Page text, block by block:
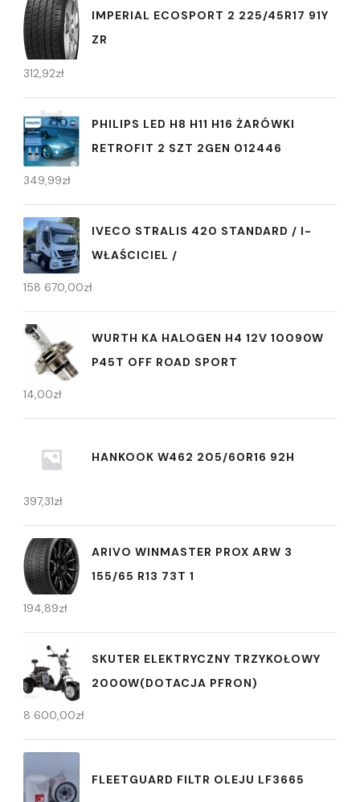
IMPERIAL ECOSPORT 2 225/45R17 91Y
ZR
312,92zł
PHILIPS LED H8 H11 H16 ŻARÓWKI
RETROFIT 2 SZT 2GEN 012446
349,99zł
IVECO STRALIS 420 STANDARD / I-
WŁAŚCICIEL /
158 670,00zł
WURTH KA HALOGEN H4 12V 10090W
P45T OFF ROAD SPORT
14,00zł
HANKOOK W462 205/60R16 92H
397,31zł
ARIVO WINMASTER PROX ARW 3
155/65 R13 73T 1
194,89zł
SKUTER ELEKTRYCZNY TRZYKOŁOWY
2000W(DOTACJA PFRON)
8 600,00zł
FLEETGUARD FILTR OLEJU LF3665